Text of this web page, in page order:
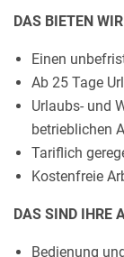
DAS BIETEN
Einen
Ab 25 Tage
Urlaubs- und
betrieblichen
Tariflich
Kostenfreie
DAS SIND IHRE
Bedienung